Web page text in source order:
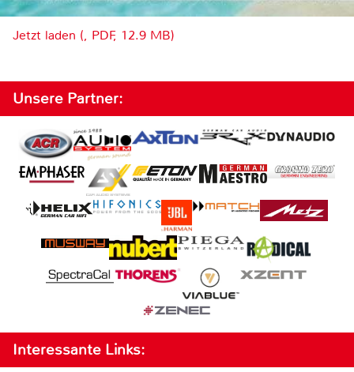
Jetzt laden (, PDF, 12.9 MB)
Unsere Partner:
Interessante Links: